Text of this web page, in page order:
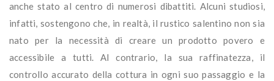
anche stato al centro di numerosi dibattiti. Alcuni studiosi,
infatti, sostengono che, in realtà, il rustico salentino non sia
nato per la necessità di creare un prodotto povero e
accessibile a tutti. Al contrario, la sua raffinatezza, il
controllo accurato della cottura in ogni suo passaggio e la